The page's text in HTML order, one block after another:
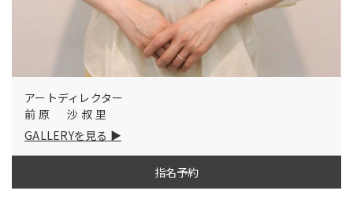
アートディレクター
前原 沙叔里
GALLERYを見る
指名予約